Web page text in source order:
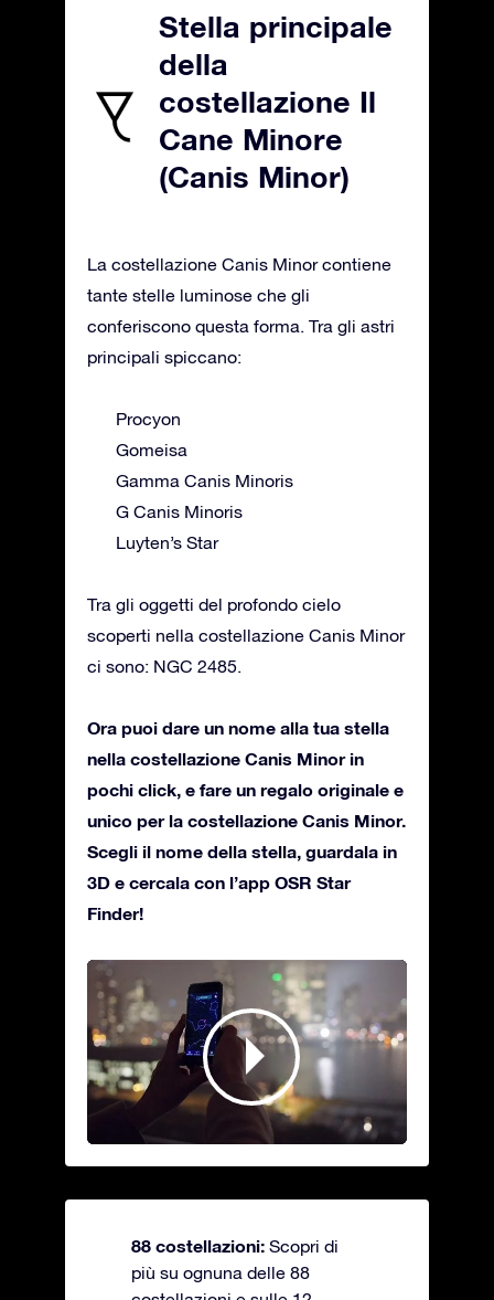
Stella principale
della
costellazione Il
Cane Minore
(Canis Minor)
La costellazione Canis Minor contiene
tante stelle luminose che gli
conferiscono questa forma. Tra gli astri
principali spiccano:
Procyon
Gomeisa
Gamma Canis Minoris
G Canis Minoris
Luyten’s Star
Tra gli oggetti del profondo cielo
scoperti nella costellazione Canis Minor
ci sono: NGC 2485.
Ora puoi dare un nome alla tua stella
nella costellazione Canis Minor in
pochi click, e fare un regalo originale e
unico per la costellazione Canis Minor.
Scegli il nome della stella, guardala in
3D e cercala con l’app OSR Star
Finder!
88 costellazioni: Scopri di
più su ognuna delle 88